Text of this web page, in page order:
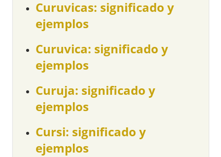
Curuvicas: significado y
ejemplos
Curuvica: significado y
ejemplos
Curuja: significado y
ejemplos
Cursi: significado y
ejemplos